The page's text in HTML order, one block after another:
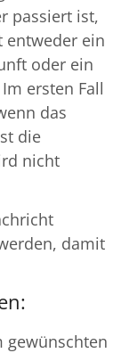
passiert ist,
entweder ein
oder ein
ersten Fall
das
die
nicht
damit
gewünschten